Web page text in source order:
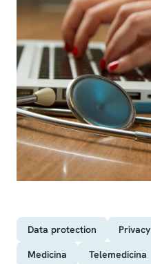
Data protection Privacy
Medicina
Telemedicina